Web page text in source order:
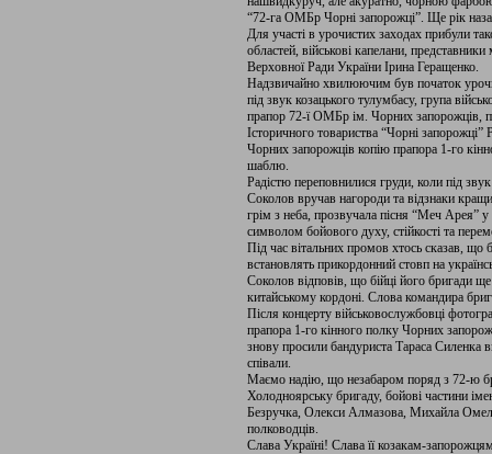
“72-га ОМБр Чорні запорожці”. Ще рік
Для участі в урочистих заходах прибули
областей, військові капелани,
Верховної Ради України Ірина Геращенко.
Надзвичайно хвилюючим був початок
під звук козацького тулумбасу, група
прапор 72-ї ОМБр ім. Чорних запорожців,
Історичного товариства “Чорні
Чорних запорожців копію прапора 1-го
шаблю.
Радістю переповнилися груди, коли під
Соколов вручав нагороди та відзнаки
грім з неба, прозвучала пісня “Меч Арея”
символом бойового духу, стійкості та
Під час вітальних промов хтось сказав,
встановлять прикордонний стовп на
Соколов відповів, що бійці його бригади
китайському кордоні. Слова командира
Після концерту військовослужбовці
прапора 1-го кінного полку Чорних
знову просили бандуриста Тараса Силенка
співали.
Маємо надію, що незабаром поряд з 72-ю
Холодноярську бригаду, бойові частини
Безручка, Олекси Алмазова, Михайла
полководців.
Слава Україні! Слава її козакам-